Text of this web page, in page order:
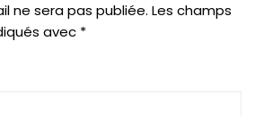
ne sera pas publiée. Les champs
avec *